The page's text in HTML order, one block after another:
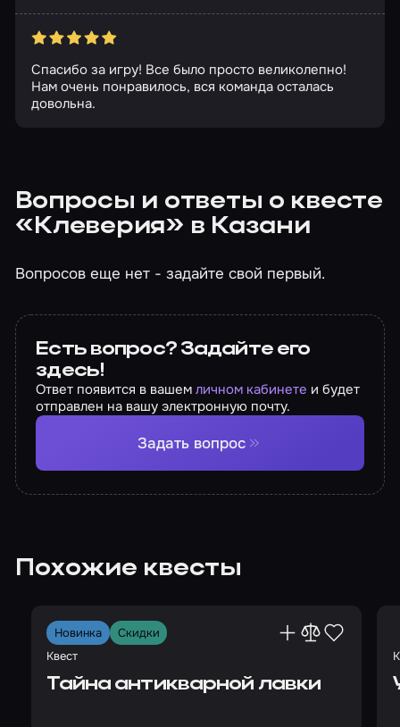
Спасибо за игру! Все было просто великолепно!
Нам очень понравилось, вся команда осталась
довольна.
Вопросы и ответы о квесте
«Клеверия» в Казани
Вопросов еще нет - задайте свой первый.
Есть вопрос? Задайте его
здесь!
Ответ появится в вашемличном кабинете и будет
отправлен на вашу электронную почту.
Задать вопрос
Похожие квесты
Новинка
Скидки
Квест
Тайна антикварной лавки